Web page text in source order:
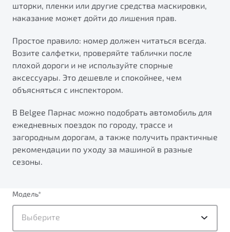
шторки, пленки или другие средства маскировки,
наказание может дойти до лишения прав.
Простое правило: номер должен читаться всегда.
Возите салфетки, проверяйте таблички после
плохой дороги и не используйте спорные
аксессуары. Это дешевле и спокойнее, чем
объясняться с инспектором.
В Belgee Парнас можно подобрать автомобиль для
ежедневных поездок по городу, трассе и
загородным дорогам, а также получить практичные
рекомендации по уходу за машиной в разные
сезоны.
Модель*
Выберите